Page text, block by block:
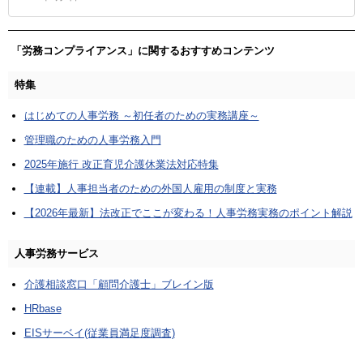
「労務コンプライアンス」に関するおすすめコンテンツ
特集
はじめての人事労務 ～初任者のための実務講座～
管理職のための人事労務入門
2025年施行 改正育児介護休業法対応特集
【連載】人事担当者のための外国人雇用の制度と実務
【2026年最新】法改正でここが変わる！人事労務実務のポイント解説
人事労務サービス
介護相談窓口「顧問介護士」ブレイン版
HRbase
EISサーベイ(従業員満足度調査)